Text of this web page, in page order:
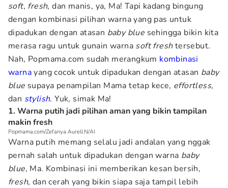
soft, fresh, dan manis, ya, Ma! Tapi kadang bingung
dengan kombinasi pilihan warna yang pas untuk
dipadukan dengan atasan baby blue sehingga bikin kita
merasa ragu untuk gunain warna soft freshtersebut.
Nah, Popmama.com sudah merangkum kombinasi
warnayang cocok untuk dipadukan dengan atasan baby
blue supaya penampilan Mama tetap kece, effortless,
dan stylish. Yuk, simak Ma!
1. Warna putih jadi pilihan aman yang bikin tampilan
makin fresh
Popmama.com/Zefanya Aurell.N/AI
Warna putih memang selalu jadi andalan yang nggak
pernah salah untuk dipadukan dengan warna baby
blue, Ma. Kombinasi ini memberikan kesan bersih,
fresh, dan cerah yang bikin siapa saja tampil lebih